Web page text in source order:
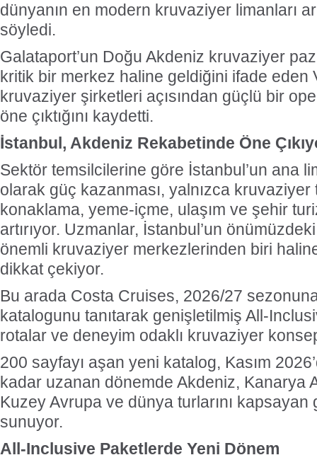
dünyanın en modern kruvaziyer limanları
söyledi.
Galataport’un Doğu Akdeniz kruvaziyer
kritik bir merkez haline geldiğini ifade eden
kruvaziyer şirketleri açısından güçlü bir
öne çıktığını kaydetti.
İstanbul, Akdeniz Rekabetinde Öne
Sektör temsilcilerine göre İstanbul’un ana
olarak güç kazanması, yalnızca kruvaziyer
konaklama, yeme-içme, ulaşım ve şehir
artırıyor. Uzmanlar, İstanbul’un
önemli kruvaziyer merkezlerinden biri
dikkat çekiyor.
Bu arada Costa Cruises, 2026/27
katalogunu tanıtarak genişletilmiş All-
rotalar ve deneyim odaklı kruvaziyer
200 sayfayı aşan yeni katalog, Kasım
kadar uzanan dönemde Akdeniz, Kanarya
Kuzey Avrupa ve dünya turlarını
sunuyor.
All-Inclusive Paketlerde Yeni Dönem